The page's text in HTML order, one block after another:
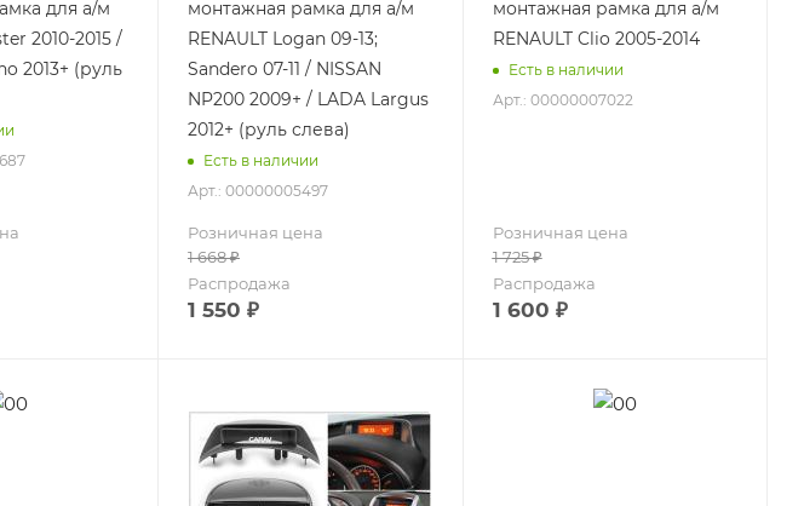
для а/м
2010-2015 /
2013+ (руль
монтажная рамка для а/м
RENAULT Logan 09-13;
Sandero 07-11 / NISSAN
NP200 2009+ / LADA Largus
2012+ (руль слева)
Есть в наличии
Арт.: 00000005497
Розничная цена
1 668₽
Распродажа
1 550 ₽
монтажная рамка для а/м
RENAULT Clio 2005-2014
Есть в наличии
Арт.: 00000007022
Розничная цена
1 725₽
Распродажа
1 600 ₽